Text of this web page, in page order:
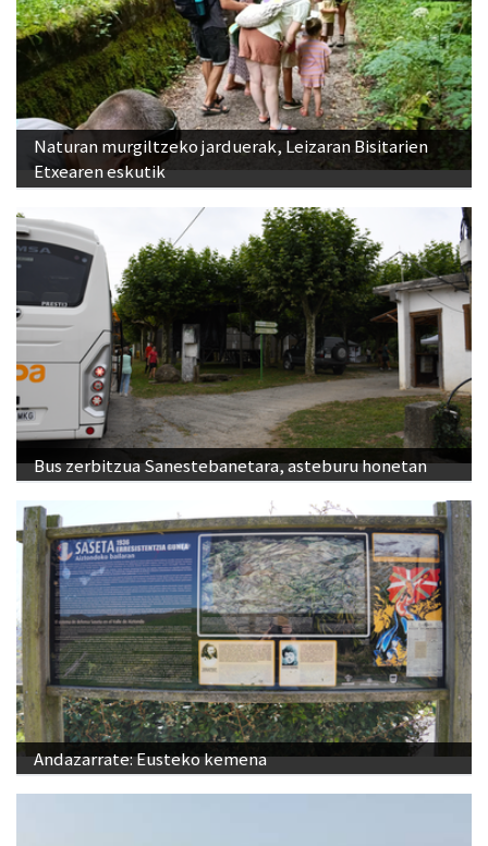
Naturan murgiltzeko jarduerak, Leizaran Bisitarien
Etxearen eskutik
Bus zerbitzua Sanestebanetara, asteburu honetan
Andazarrate: Eusteko kemena